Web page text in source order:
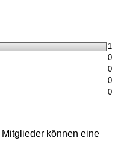
1
0
0
0
0
können eine